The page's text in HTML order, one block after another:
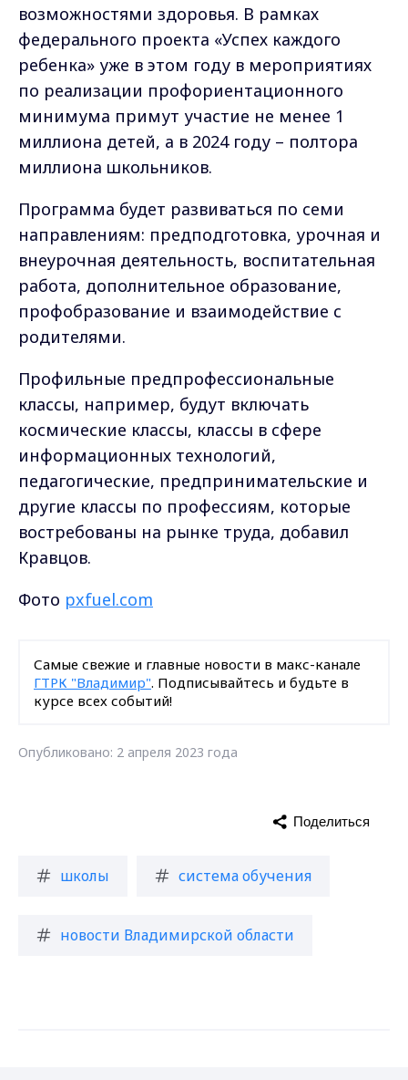
возможностями здоровья. В рамках
федерального проекта «Успех каждого
ребенка» уже в этом году в мероприятиях
по реализации профориентационного
минимума примут участие не менее 1
миллиона детей, а в 2024 году – полтора
миллиона школьников.
Программа будет развиваться по семи
направлениям: предподготовка, урочная и
внеурочная деятельность, воспитательная
работа, дополнительное образование,
профобразование и взаимодействие с
родителями.
Профильные предпрофессиональные
классы, например, будут включать
космические классы, классы в сфере
информационных технологий,
педагогические, предпринимательские и
другие классы по профессиям, которые
востребованы на рынке труда, добавил
Кравцов.
Фото pxfuel.com
Самые свежие и главные новости в макс-канале
ГТРК "Владимир". Подписывайтесь и будьте в
курсе всех событий!
Опубликовано: 2 апреля 2023 года
школы система обучения
новости Владимирской области
Поделиться